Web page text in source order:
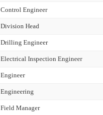
Control Engineer
Division Head
Drilling Engineer
Electrical Inspection Engineer
Engineer
Engineering
Field Manager